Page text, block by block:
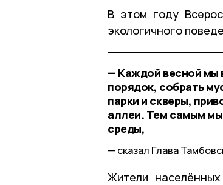
В этом году
экологичного
— Каждой весной мы
порядок, собрать
парки и скверы,
аллеи. Тем самым
среды,
сказал Глава
Жители